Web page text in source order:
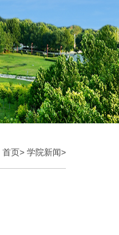
首页> 学院新闻>